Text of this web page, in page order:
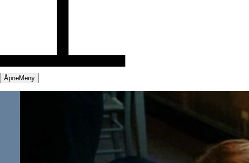
ÅpneMeny